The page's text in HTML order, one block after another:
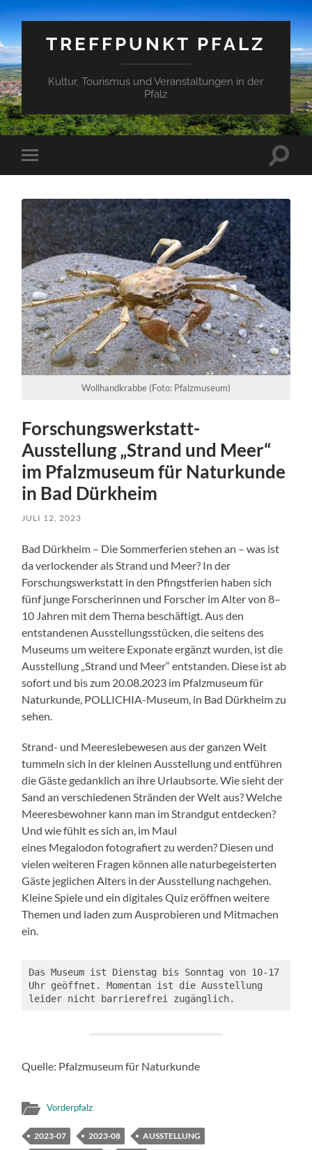
TREFFPUNKT PFALZ
Kultur, Tourismus und Veranstaltungen in der
Pfalz
Mobile-
Menü
Wollhandkrabbe (Foto: Pfalzmuseum)
Forschungswerkstatt-
Ausstellung „Strand und Meer“
im Pfalzmuseum für Naturkunde
in Bad Dürkheim
JULI 12, 2023
Bad Dürkheim – Die Sommerferien stehen an – was ist
da verlockender als Strand und Meer? In der
Forschungswerkstatt in den Pfingstferien haben sich
fünf junge Forscherinnen und Forscher im Alter von 8–
10 Jahren mit dem Thema beschäftigt. Aus den
entstandenen Ausstellungsstücken, die seitens des
Museums um weitere Exponate ergänzt wurden, ist die
Ausstellung „Strand und Meer“ entstanden. Diese ist ab
sofort und bis zum 20.08.2023 im Pfalzmuseum für
Naturkunde, POLLICHIA-Museum, in Bad Dürkheim zu
sehen.
Strand- und Meereslebewesen aus der ganzen Welt
tummeln sich in der kleinen Ausstellung und entführen
die Gäste gedanklich an ihre Urlaubsorte. Wie sieht der
Sand an verschiedenen Stränden der Welt aus? Welche
Meeresbewohner kann man im Strandgut entdecken?
Und wie fühlt es sich an, im Maul
eines Megalodon fotografiert zu werden? Diesen und
vielen weiteren Fragen können alle naturbegeisterten
Gäste jeglichen Alters in der Ausstellung nachgehen.
Kleine Spiele und ein digitales Quiz eröffnen weitere
Themen und laden zum Ausprobieren und Mitmachen
ein.
Das Museum ist Dienstag bis Sonntag von 10-17
Uhr geöffnet. Momentan ist die Ausstellung
leider nicht barrierefrei zugänglich.
Quelle: Pfalzmuseum für Naturkunde
Vorderpfalz
2023-07 2023-08
AUSSTELLUNG